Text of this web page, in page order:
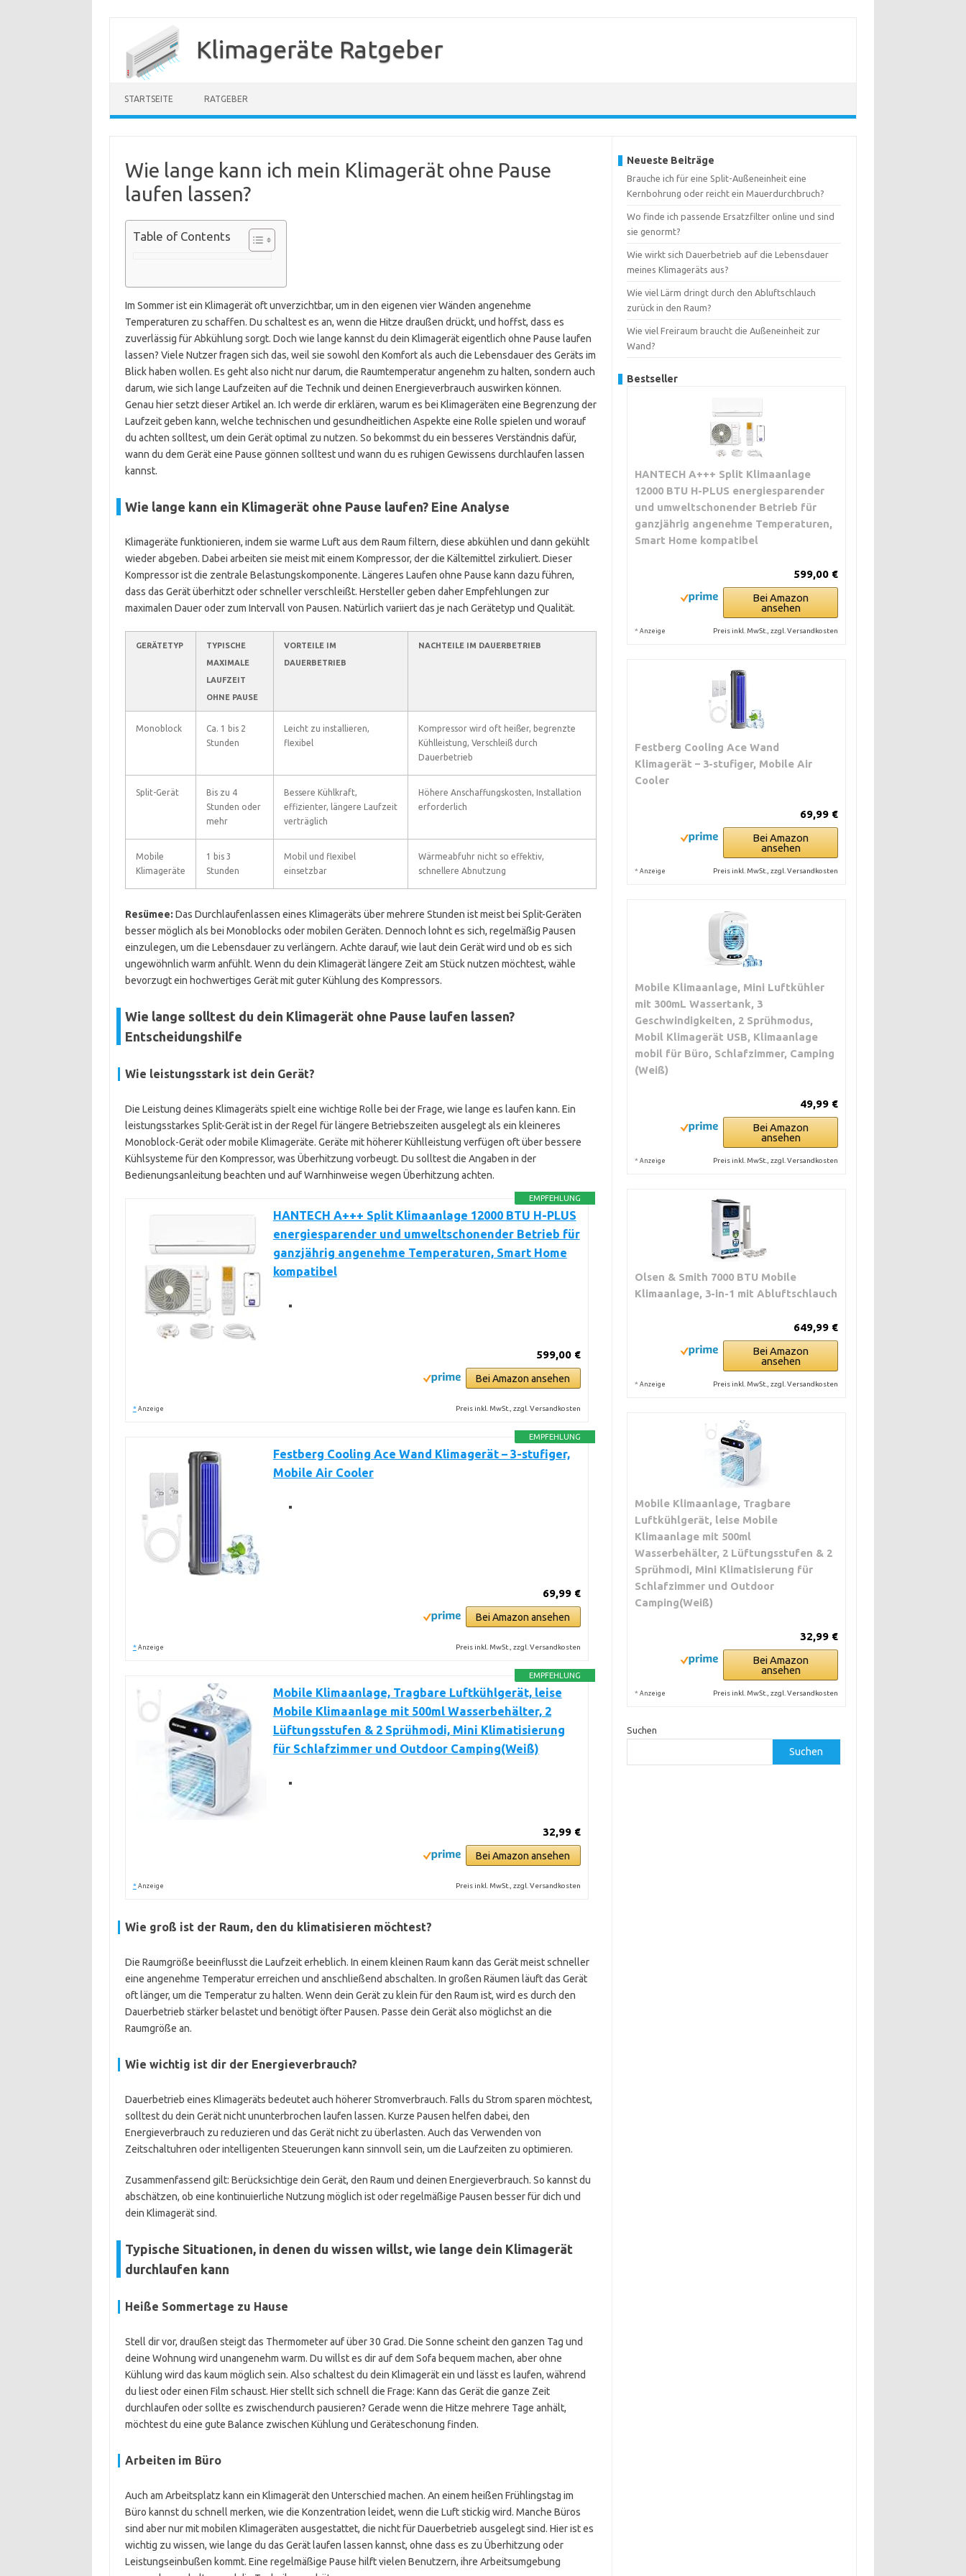
Klimageräte Ratgeber
STARTSEITE RATGEBER
Wie lange kann ich mein Klimagerät ohne Pause
laufen lassen?
Table of Contents
Im Sommer ist ein Klimagerät oft unverzichtbar, um in den eigenen vier Wänden angenehme
Temperaturen zu schaffen. Du schaltest es an, wenn die Hitze draußen drückt, und hoffst, dass es
zuverlässig für Abkühlung sorgt. Doch wie lange kannst du dein Klimagerät eigentlich ohne Pause laufen
lassen? Viele Nutzer fragen sich das, weil sie sowohl den Komfort als auch die Lebensdauer des Geräts im
Blick haben wollen. Es geht also nicht nur darum, die Raumtemperatur angenehm zu halten, sondern auch
darum, wie sich lange Laufzeiten auf die Technik und deinen Energieverbrauch auswirken können.
Genau hier setzt dieser Artikel an. Ich werde dir erklären, warum es bei Klimageräten eine Begrenzung der
Laufzeit geben kann, welche technischen und gesundheitlichen Aspekte eine Rolle spielen und worauf
du achten solltest, um dein Gerät optimal zu nutzen. So bekommst du ein besseres Verständnis dafür,
wann du dem Gerät eine Pause gönnen solltest und wann du es ruhigen Gewissens durchlaufen lassen
kannst.
Wie lange kann ein Klimagerät ohne Pause laufen? Eine Analyse
Klimageräte funktionieren, indem sie warme Luft aus dem Raum filtern, diese abkühlen und dann gekühlt
wieder abgeben. Dabei arbeiten sie meist mit einem Kompressor, der die Kältemittel zirkuliert. Dieser
Kompressor ist die zentrale Belastungskomponente. Längeres Laufen ohne Pause kann dazu führen,
dass das Gerät überhitzt oder schneller verschleißt. Hersteller geben daher Empfehlungen zur
maximalen Dauer oder zum Intervall von Pausen. Natürlich variiert das je nach Gerätetyp und Qualität.
GERÄTETYP
TYPISCHE
MAXIMALE
LAUFZEIT
OHNE PAUSE
VORTEILE IM
DAUERBETRIEB
NACHTEILE IM DAUERBETRIEB
Monoblock
Ca. 1 bis 2
Stunden
Leicht zu installieren,
flexibel
Kompressor wird oft heißer, begrenzte
Kühlleistung, Verschleiß durch
Dauerbetrieb
Split-Gerät
Bis zu 4
Stunden oder
mehr
Bessere Kühlkraft,
effizienter, längere Laufzeit
verträglich
Höhere Anschaffungskosten, Installation
erforderlich
Mobile
Klimageräte
1 bis 3
Stunden
Mobil und flexibel
einsetzbar
Wärmeabfuhr nicht so effektiv,
schnellere Abnutzung
Resümee: Das Durchlaufenlassen eines Klimageräts über mehrere Stunden ist meist bei Split-Geräten
besser möglich als bei Monoblocks oder mobilen Geräten. Dennoch lohnt es sich, regelmäßig Pausen
einzulegen, um die Lebensdauer zu verlängern. Achte darauf, wie laut dein Gerät wird und ob es sich
ungewöhnlich warm anfühlt. Wenn du dein Klimagerät längere Zeit am Stück nutzen möchtest, wähle
bevorzugt ein hochwertiges Gerät mit guter Kühlung des Kompressors.
Wie lange solltest du dein Klimagerät ohne Pause laufen lassen?
Entscheidungshilfe
Wie leistungsstark ist dein Gerät?
Die Leistung deines Klimageräts spielt eine wichtige Rolle bei der Frage, wie lange es laufen kann. Ein
leistungsstarkes Split-Gerät ist in der Regel für längere Betriebszeiten ausgelegt als ein kleineres
Monoblock-Gerät oder mobile Klimageräte. Geräte mit höherer Kühlleistung verfügen oft über bessere
Kühlsysteme für den Kompressor, was Überhitzung vorbeugt. Du solltest die Angaben in der
Bedienungsanleitung beachten und auf Warnhinweise wegen Überhitzung achten.
EMPFEHLUNG
HANTECH A+++ Split Klimaanlage 12000 BTU H-PLUS
energiesparender und umweltschonender Betrieb für
ganzjährig angenehme Temperaturen, Smart Home
kompatibel
599,00 €
Bei Amazon ansehen
* Anzeige Preis inkl. MwSt., zzgl. Versandkosten
EMPFEHLUNG
Festberg Cooling Ace Wand Klimagerät – 3-stufiger,
Mobile Air Cooler
69,99 €
Bei Amazon ansehen
* Anzeige Preis inkl. MwSt., zzgl. Versandkosten
EMPFEHLUNG
Mobile Klimaanlage, Tragbare Luftkühlgerät, leise
Mobile Klimaanlage mit 500ml Wasserbehälter, 2
Lüftungsstufen & 2 Sprühmodi, Mini Klimatisierung
für Schlafzimmer und Outdoor Camping(Weiß)
32,99 €
Bei Amazon ansehen
* Anzeige Preis inkl. MwSt., zzgl. Versandkosten
Wie groß ist der Raum, den du klimatisieren möchtest?
Die Raumgröße beeinflusst die Laufzeit erheblich. In einem kleinen Raum kann das Gerät meist schneller
eine angenehme Temperatur erreichen und anschließend abschalten. In großen Räumen läuft das Gerät
oft länger, um die Temperatur zu halten. Wenn dein Gerät zu klein für den Raum ist, wird es durch den
Dauerbetrieb stärker belastet und benötigt öfter Pausen. Passe dein Gerät also möglichst an die
Raumgröße an.
Wie wichtig ist dir der Energieverbrauch?
Dauerbetrieb eines Klimageräts bedeutet auch höherer Stromverbrauch. Falls du Strom sparen möchtest,
solltest du dein Gerät nicht ununterbrochen laufen lassen. Kurze Pausen helfen dabei, den
Energieverbrauch zu reduzieren und das Gerät nicht zu überlasten. Auch das Verwenden von
Zeitschaltuhren oder intelligenten Steuerungen kann sinnvoll sein, um die Laufzeiten zu optimieren.
Zusammenfassend gilt: Berücksichtige dein Gerät, den Raum und deinen Energieverbrauch. So kannst du
abschätzen, ob eine kontinuierliche Nutzung möglich ist oder regelmäßige Pausen besser für dich und
dein Klimagerät sind.
Typische Situationen, in denen du wissen willst, wie lange dein Klimagerät
durchlaufen kann
Heiße Sommertage zu Hause
Stell dir vor, draußen steigt das Thermometer auf über 30 Grad. Die Sonne scheint den ganzen Tag und
deine Wohnung wird unangenehm warm. Du willst es dir auf dem Sofa bequem machen, aber ohne
Kühlung wird das kaum möglich sein. Also schaltest du dein Klimagerät ein und lässt es laufen, während
du liest oder einen Film schaust. Hier stellt sich schnell die Frage: Kann das Gerät die ganze Zeit
durchlaufen oder sollte es zwischendurch pausieren? Gerade wenn die Hitze mehrere Tage anhält,
möchtest du eine gute Balance zwischen Kühlung und Geräteschonung finden.
Arbeiten im Büro
Auch am Arbeitsplatz kann ein Klimagerät den Unterschied machen. An einem heißen Frühlingstag im
Büro kannst du schnell merken, wie die Konzentration leidet, wenn die Luft stickig wird. Manche Büros
sind aber nur mit mobilen Klimageräten ausgestattet, die nicht für Dauerbetrieb ausgelegt sind. Hier ist es
wichtig zu wissen, wie lange du das Gerät laufen lassen kannst, ohne dass es zu Überhitzung oder
Leistungseinbußen kommt. Eine regelmäßige Pause hilft vielen Benutzern, ihre Arbeitsumgebung
Neueste Beiträge
Brauche ich für eine Split-Außeneinheit eine
Kernbohrung oder reicht ein Mauerdurchbruch?
Wo finde ich passende Ersatzfilter online und sind
sie genormt?
Wie wirkt sich Dauerbetrieb auf die Lebensdauer
meines Klimageräts aus?
Wie viel Lärm dringt durch den Abluftschlauch
zurück in den Raum?
Wie viel Freiraum braucht die Außeneinheit zur
Wand?
Bestseller
HANTECH A+++ Split Klimaanlage
12000 BTU H-PLUS energiesparender
und umweltschonender Betrieb für
ganzjährig angenehme Temperaturen,
Smart Home kompatibel
599,00 €
Bei Amazon
ansehen
* Anzeige Preis inkl. MwSt., zzgl. Versandkosten
Festberg Cooling Ace Wand
Klimagerät – 3-stufiger, Mobile Air
Cooler
69,99 €
Bei Amazon
ansehen
* Anzeige Preis inkl. MwSt., zzgl. Versandkosten
Mobile Klimaanlage, Mini Luftkühler
mit 300mL Wassertank, 3
Geschwindigkeiten, 2 Sprühmodus,
Mobil Klimagerät USB, Klimaanlage
mobil für Büro, Schlafzimmer, Camping
(Weiß)
49,99 €
Bei Amazon
ansehen
* Anzeige Preis inkl. MwSt., zzgl. Versandkosten
Olsen & Smith 7000 BTU Mobile
Klimaanlage, 3-in-1 mit Abluftschlauch
649,99 €
Bei Amazon
ansehen
* Anzeige Preis inkl. MwSt., zzgl. Versandkosten
Mobile Klimaanlage, Tragbare
Luftkühlgerät, leise Mobile
Klimaanlage mit 500ml
Wasserbehälter, 2 Lüftungsstufen & 2
Sprühmodi, Mini Klimatisierung für
Schlafzimmer und Outdoor
Camping(Weiß)
32,99 €
Bei Amazon
ansehen
* Anzeige Preis inkl. MwSt., zzgl. Versandkosten
Suchen
Suchen